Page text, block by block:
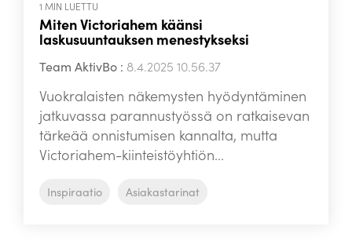
1 MIN LUETTU
Miten Victoriahem käänsi
laskusuuntauksen menestykseksi
Team AktivBo : 8.4.2025 10.56.37
Vuokralaisten näkemysten hyödyntäminen
jatkuvassa parannustyössä on ratkaisevan
tärkeää onnistumisen kannalta, mutta
Victoriahem-kiinteistöyhtiön...
Inspiraatio Asiakastarinat